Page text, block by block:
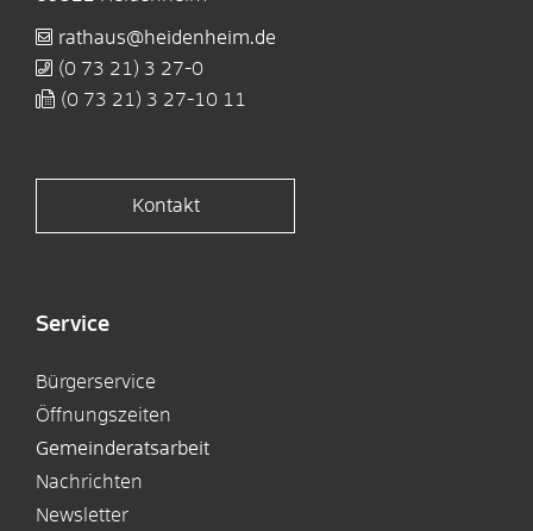
rathaus@heidenheim.de
(0 73 21) 3 27-0
(0 73 21) 3 27-10 11
Kontakt
Service
Bürgerservice
Öffnungszeiten
Gemeinderatsarbeit
Nachrichten
Newsletter